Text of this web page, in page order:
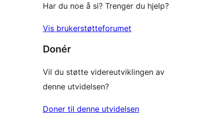
Har du noe å si? Trenger du hjelp?
Vis brukerstøtteforumet
Donér
Vil du støtte videreutviklingen av
denne utvidelsen?
Doner til denne utvidelsen